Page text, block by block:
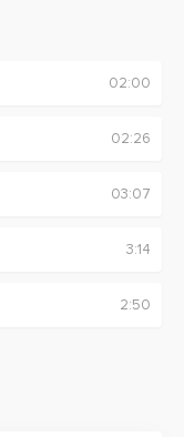
02:00
02:26
03:07
3:14
2:50